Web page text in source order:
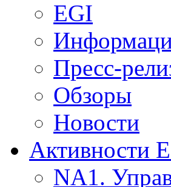
EGI
Пресс-
Обзоры
Новости
Активности
NA1.